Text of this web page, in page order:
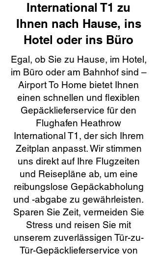
International T1 zu
Ihnen nach Hause, ins
Hotel oder ins Büro
Egal, ob Sie zu Hause, im Hotel,
im Büro oder am Bahnhof sind –
Airport To Home bietet Ihnen
einen schnellen und flexiblen
Gepäcklieferservice für den
Flughafen Heathrow
International T1, der sich Ihrem
Zeitplan anpasst. Wir stimmen
uns direkt auf Ihre Flugzeiten
und Reisepläne ab, um eine
reibungslose Gepäckabholung
und -abgabe zu gewährleisten.
Sparen Sie Zeit, vermeiden Sie
Stress und reisen Sie mit
unserem zuverlässigen Tür-zu-
Tür-Gepäcklieferservice von